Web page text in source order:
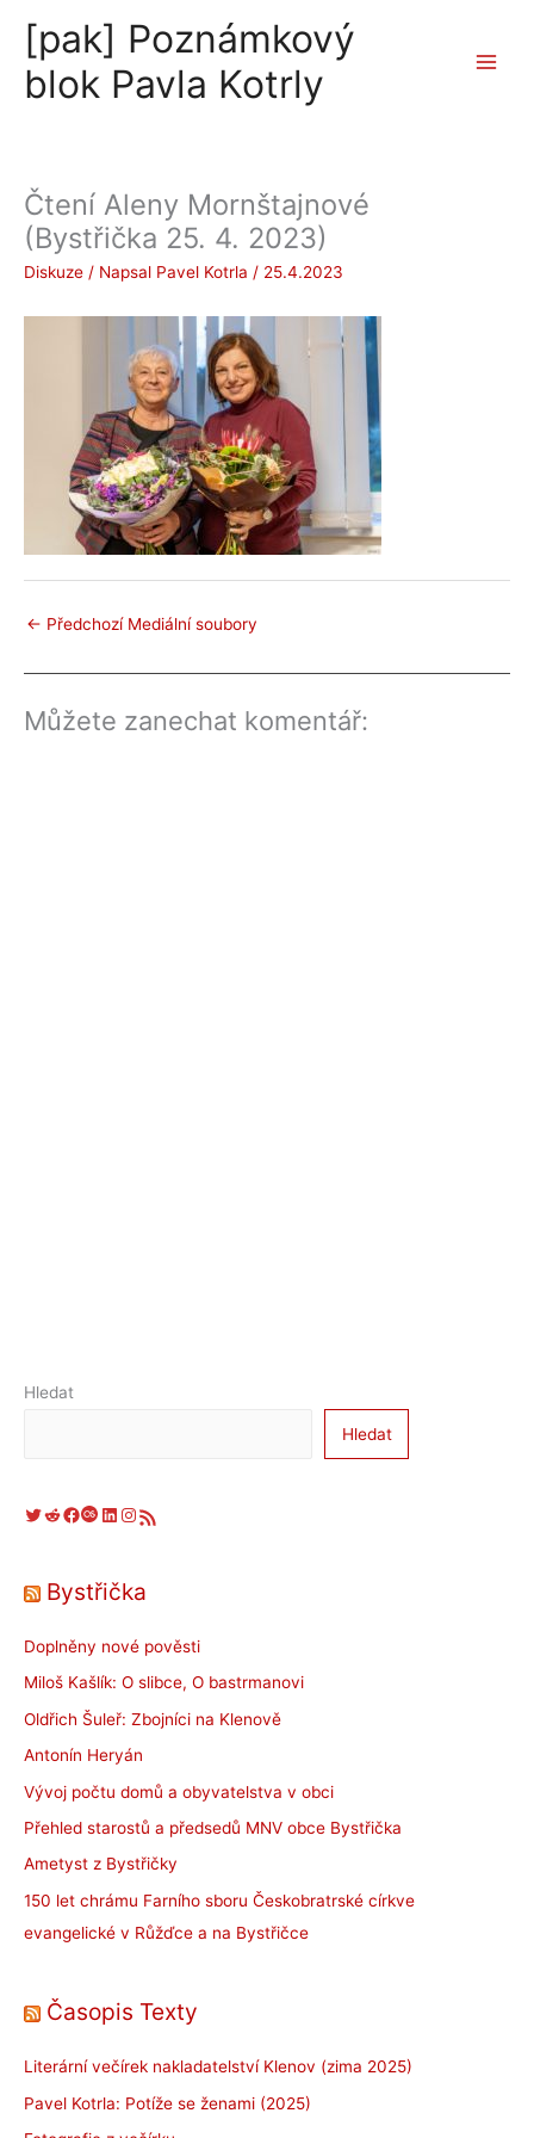
obsah
[pak] Poznámkový
blok Pavla Kotrly
Čtení Aleny Mornštajnové
(Bystřička 25. 4. 2023)
Diskuze / Napsal Pavel Kotrla / 25.4.2023
← Předchozí Mediální soubory
Můžete zanechat komentář:
Hledat
Hledat
Twitter Reddit Facebook Last.fm LinkedIn Instagram RSS zdroj
Bystřička
Doplněny nové pověsti
Miloš Kašlík: O slibce, O bastrmanovi
Oldřich Šuleř: Zbojníci na Klenově
Antonín Heryán
Vývoj počtu domů a obyvatelstva v obci
Přehled starostů a předsedů MNV obce Bystřička
Ametyst z Bystřičky
150 let chrámu Farního sboru Českobratrské církve
evangelické v Růžďce a na Bystřičce
Časopis Texty
Literární večírek nakladatelství Klenov (zima 2025)
Pavel Kotrla: Potíže se ženami (2025)